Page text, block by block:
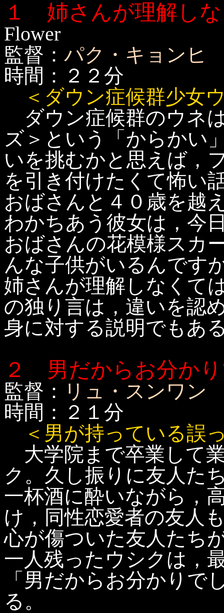
１ 姉さんが理解し
Flower
監督： パク・キョンヒ
時間：２２分
＜ダウン症候群少女
ダウン症候群のウネ
ズ＞という「からかい
いを挑むかと思えば，
を引き付けたくて怖い
おばさんと４０歳を越
わかちあう彼女は，今
おばさんの花模様スカ
んな子供がいるんです
姉さんが理解しなくて
の独り言は，違いを認
身に対する説明でもあ
２ 男だからお分か
監督： リュ・スンワン
時間：２１分
＜男が持っている誤
大学院まで卒業して
ク。久し振りに友人た
一杯酒に酔いながら，
け，同性恋愛者の友人
心が傷ついた友人たち
一人残ったウシクは，
「男だからお分かりで
る。